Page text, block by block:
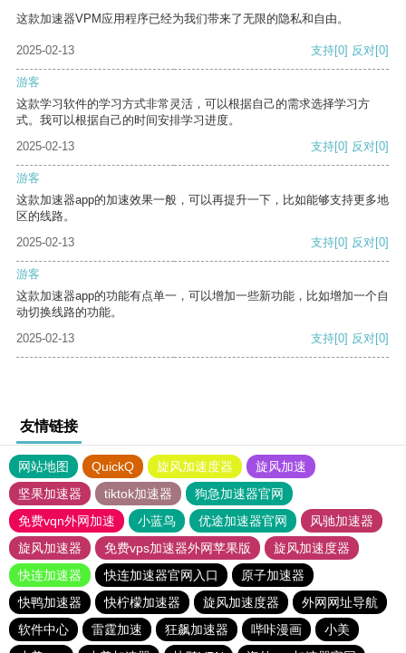
这款加速器VPM应用程序已经为我们带来了无限的隐私和自由。
2025-02-13 支持[0] 反对[0]
游客
这款学习软件的学习方式非常灵活，可以根据自己的需求选择学习方
式。我可以根据自己的时间安排学习进度。
2025-02-13
支持[0] 反对[0]
游客
这款加速器app的加速效果一般，可以再提升一下，比如能够支持更多地
区的线路。
2025-02-13
支持[0] 反对[0]
游客
这款加速器app的功能有点单一，可以增加一些新功能，比如增加一个自
动切换线路的功能。
2025-02-13
支持[0] 反对[0]
友情链接
网站地图 QuickQ 旋风加速度器
旋风加速
坚果加速器
tiktok加速器
狗急加速器官网
免费vqn外网加速
小蓝鸟 优途加速器官网
风驰加速器
旋风加速器
免费vps加速器外网苹果版
旋风加速度器
快连加速器
快连加速器官网入口
原子加速器
快鸭加速器
快柠檬加速器 旋风加速度器
外网网址导航
软件中心
雷霆加速 狂飙加速器 哔咔漫画
小美